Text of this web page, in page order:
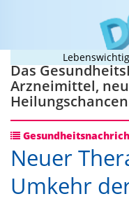
Das
Arzneimittel,
Heilungschancen
Neuer
Umkehr